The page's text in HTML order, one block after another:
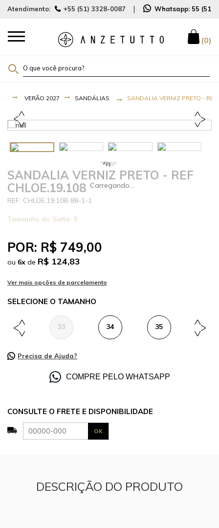
Atendimento: +55 (51) 3328-0087 Whatsapp: 55 (51)
0
VERÃO 2027 SANDÁLIAS SANDALIA VERNIZ PRETO -
SANDALIA VERNIZ PRETO - REF
CHLOE.19.108
CHLOE.19.108-88-1-1
Tamanho do Salto: 5
POR: R$ 749,00
ou 6x de R$ 124,83
TAMANHO
33 34 35 36
Precisa de Ajuda?
COMPRE PELO WHATSAPP
CONSULTE O FRETE E DISPONIBILIDADE
DESCRIÇÃO DO PRODUTO